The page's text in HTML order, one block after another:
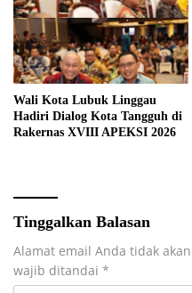
Wali Kota Lubuk Linggau
Hadiri Dialog Kota Tangguh di
Rakernas XVIII APEKSI 2026
Tinggalkan Balasan
Alamat email Anda tidak
wajib ditandai *